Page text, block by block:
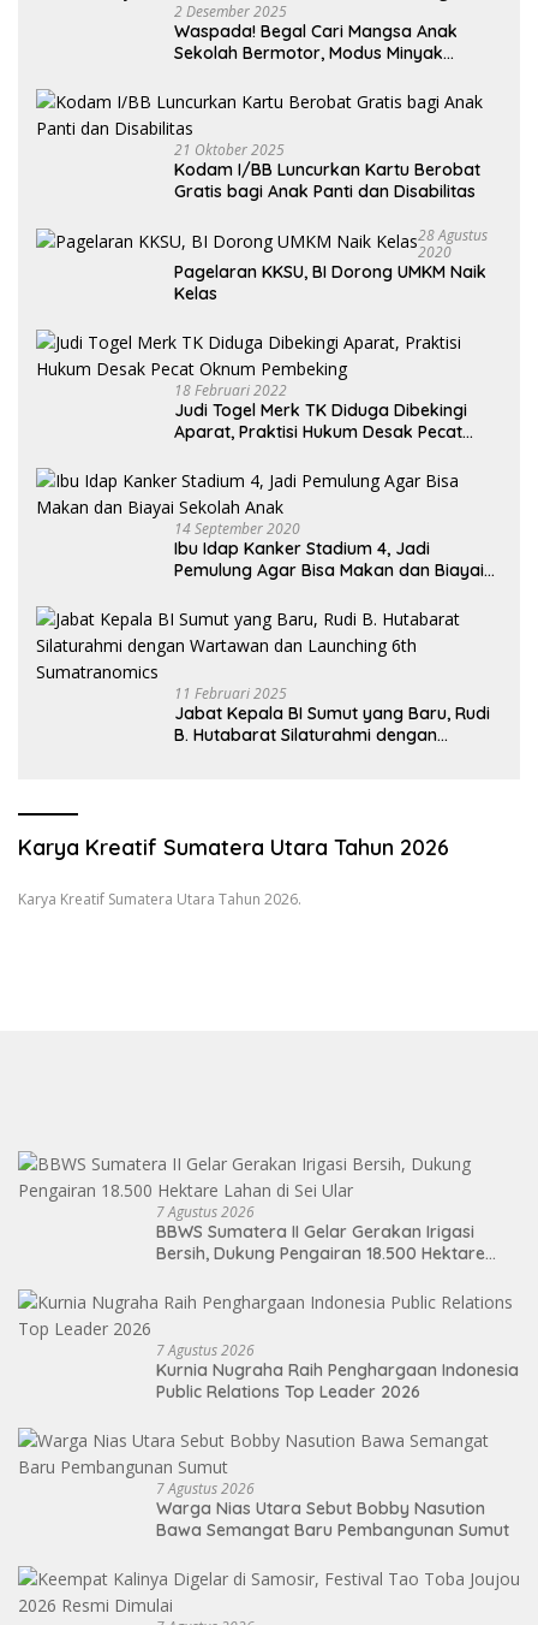
2 Desember 2025
Waspada! Begal Cari Mangsa Anak
Sekolah Bermotor, Modus Minyak
21 Oktober 2025
Kodam I/BB Luncurkan Kartu Berobat
Gratis bagi Anak Panti dan Disabilitas
28 Agustus
2020
Pagelaran KKSU, BI Dorong UMKM Naik
Kelas
18 Februari 2022
Judi Togel Merk TK Diduga Dibekingi
Aparat, Praktisi Hukum Desak Pecat
14 September 2020
Ibu Idap Kanker Stadium 4, Jadi
Pemulung Agar Bisa Makan dan Biayai
11 Februari 2025
Jabat Kepala BI Sumut yang Baru, Rudi
B. Hutabarat Silaturahmi dengan
Karya Kreatif Sumatera Utara Tahun 2026
Karya Kreatif Sumatera Utara Tahun 2026.
7 Agustus 2026
BBWS Sumatera II Gelar Gerakan Irigasi
Bersih, Dukung Pengairan 18.500 Hektare
7 Agustus 2026
Kurnia Nugraha Raih Penghargaan Indonesia
Public Relations Top Leader 2026
7 Agustus 2026
Warga Nias Utara Sebut Bobby Nasution
Bawa Semangat Baru Pembangunan Sumut